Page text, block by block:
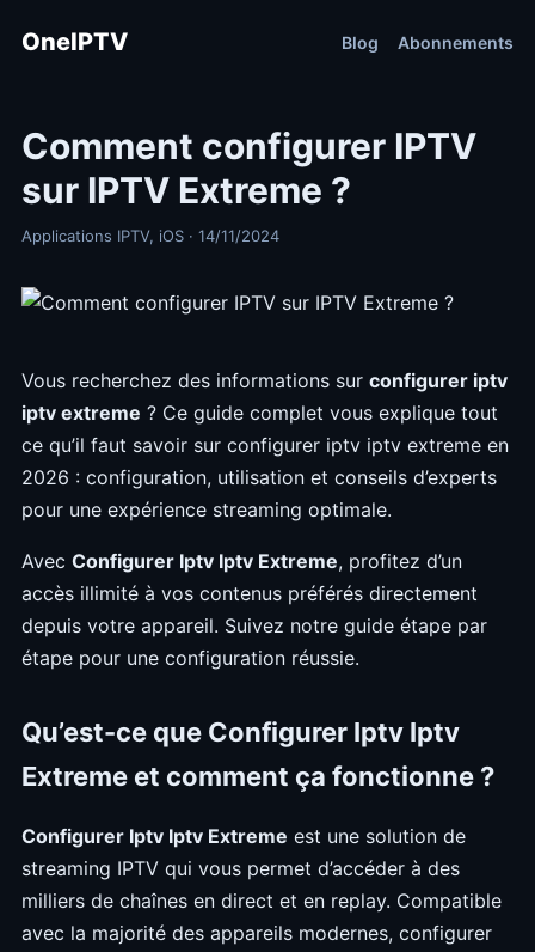
OneIPTV Blog Abonnements
Comment configurer IPTV
sur IPTV Extreme ?
Applications IPTV, iOS · 14/11/2024
Vous recherchez des informations sur configurer iptv
iptv extreme ? Ce guide complet vous explique tout
ce qu’il faut savoir sur configurer iptv iptv extreme en
2026 : configuration, utilisation et conseils d’experts
pour une expérience streaming optimale.
Avec Configurer Iptv Iptv Extreme, profitez d’un
accès illimité à vos contenus préférés directement
depuis votre appareil. Suivez notre guide étape par
étape pour une configuration réussie.
Qu’est-ce que Configurer Iptv Iptv
Extreme et comment ça fonctionne ?
Configurer Iptv Iptv Extreme est une solution de
streaming IPTV qui vous permet d’accéder à des
milliers de chaînes en direct et en replay. Compatible
avec la majorité des appareils modernes, configurer